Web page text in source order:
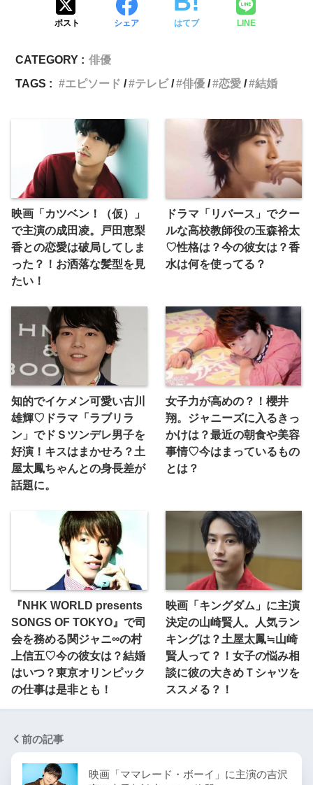
ポスト シェア はてブ LINE
CATEGORY : 俳優
TAGS :
エピソード テレビ 俳優 恋愛 結婚
映画「カツベン！（仮）」
で主演の成田凌。戸田恵梨
香との恋愛は破局してしま
った？！お洒落な髪型を見
たい！
ドラマ「リバース」でクー
ルな高校教師役の玉森裕太
♡性格は？今の彼女は？香
水は何を使ってる？
知的でイケメン可愛い古川
雄輝♡ドラマ「ラブリラ
ン」でドＳツンデレ男子を
好演！キスはまかせろ？土
屋太鳳ちゃんとの身長差が
話題に。
女子力が高めの？！櫻井
翔。ジャニーズに入るきっ
かけは？最近の朝食や美容
事情♡今はまっているもの
とは？
『NHK WORLD presents
SONGS OF TOKYO』で司
会を務める関ジャニ∞の村
上信五♡今の彼女は？結婚
はいつ？東京オリンピック
の仕事は是非とも！
映画「キングダム」に主演
決定の山崎賢人。人気ラン
キングは？土屋太鳳≒山崎
賢人って？！女子の悩み相
談に彼の大きめＴシャツを
ススメる？！
前の記事
映画「ママレード・ボーイ」に主演の吉沢